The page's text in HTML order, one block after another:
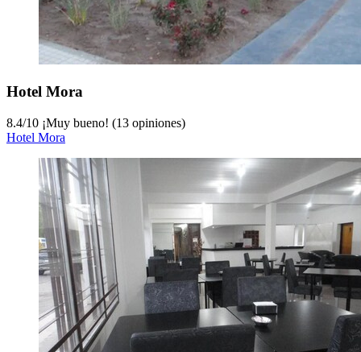
Hotel Mora
8.4/10 ¡Muy bueno! (13 opiniones)
Hotel Mora